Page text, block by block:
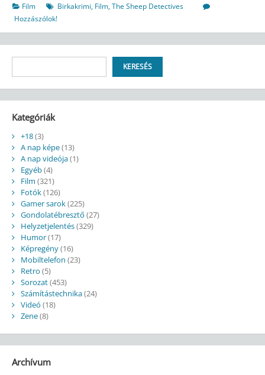
Film Birkakrimi, Film,The Sheep Detectives
Hozzászólok!
KERESÉS
Kategóriák
+18(3)
A nap képe(13)
A nap videója(1)
Egyéb(4)
Film (321)
Fotók(126)
Gamer sarok(225)
Gondolatébresztő (27)
Helyzetjelentés(329)
Humor(17)
Képregény(16)
Mobiltelefon (23)
Retro (5)
Sorozat(453)
Számítástechnika(24)
Videó (18)
Zene(8)
Archívum